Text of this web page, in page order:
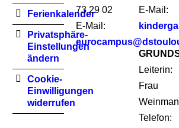
Ferienkalender
Privatsphäre-
Einstellungen
ändern
Cookie-
Einwilligungen
widerrufen
73 29 02
E-Mail:
E-Mail:
Leiterin:
Frau
Telefon: